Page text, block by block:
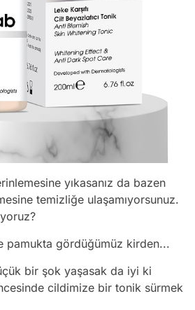
yıkasanız da bazen
temizliğe ulaşamıyorsunuz.
pamukta gördüğümüz kirden...
bir şok yaşasak da iyi ki
cildimize bir tonik sürmek